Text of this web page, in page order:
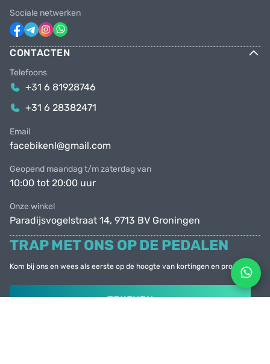
Sociale netwerken
CONTACTEN
Telefoons
+31 6 81928746
+31 6 28382471
Email
facebikenl@gmail.com
Geopend maandag t/m zaterdag van
10:00 tot 20:00 uur
Onze winkel
Paradijsvogelstraat 14, 9713 BV Groningen
TRAP MET ONS OP DE PEDALEN
Kom bij ons en wees als eerste op de hoogte van kortingen en promoties
TEKENEN